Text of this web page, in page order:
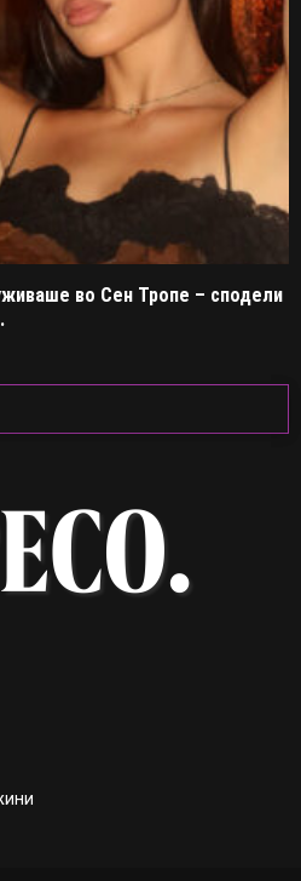
во Сен Тропе – сподели